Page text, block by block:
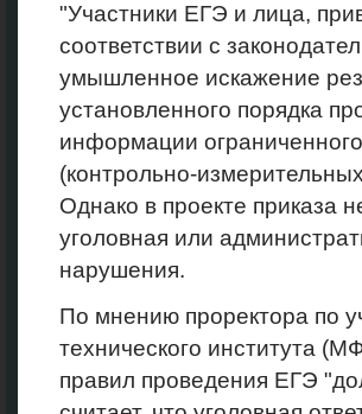
"Участники ЕГЭ и лица,
соответствии с
умышленное искажение
установленного порядка
информации
(контрольно-
Однако в проекте приказа
уголовная или
нарушения.
По мнению проректора по
технического института
правил проведения ЕГЭ